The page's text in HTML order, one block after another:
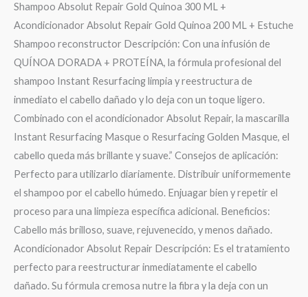
Shampoo Absolut Repair Gold Quinoa 300 ML +
Acondicionador Absolut Repair Gold Quinoa 200 ML + Estuche
Shampoo reconstructor Descripción: Con una infusión de
QUÍNOA DORADA + PROTEÍNA, la fórmula profesional del
shampoo Instant Resurfacing limpia y reestructura de
inmediato el cabello dañado y lo deja con un toque ligero.
Combinado con el acondicionador Absolut Repair, la mascarilla
Instant Resurfacing Masque o Resurfacing Golden Masque, el
cabello queda más brillante y suave.” Consejos de aplicación:
Perfecto para utilizarlo diariamente. Distribuir uniformemente
el shampoo por el cabello húmedo. Enjuagar bien y repetir el
proceso para una limpieza específica adicional. Beneficios:
Cabello más brilloso, suave, rejuvenecido, y menos dañado.
Acondicionador Absolut Repair Descripción: Es el tratamiento
perfecto para reestructurar inmediatamente el cabello
dañado. Su fórmula cremosa nutre la fibra y la deja con un